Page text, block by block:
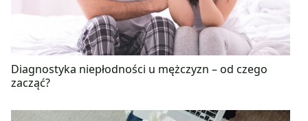
Diagnostyka niepłodności u mężczyzn – od czego
zacząć?